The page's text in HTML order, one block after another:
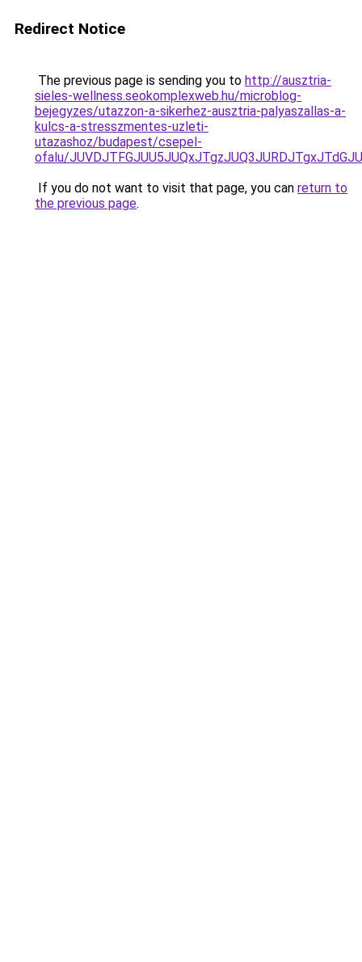
Redirect Notice
The previous page is sending you to http://ausztria-
sieles-wellness.seokomplexweb.hu/microblog-
bejegyzes/utazzon-a-sikerhez-ausztria-palyaszallas-a-
kulcs-a-stresszmentes-uzleti-
utazashoz/budapest/csepel-
ofalu/
If you do not want to visit that page, you can return to
the previous page.